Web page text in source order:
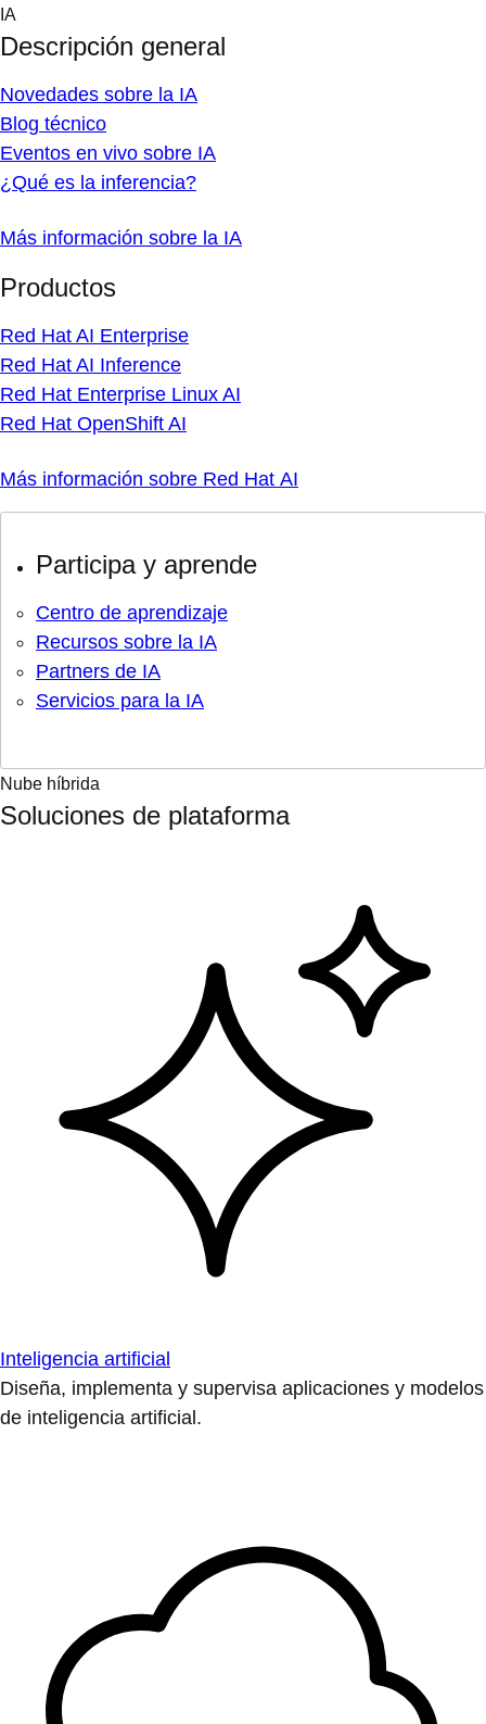
Skip
content
IA
Descripción general
Novedades sobre la IA
Blog técnico
Eventos en vivo sobre IA
¿Qué es la inferencia?
Más información sobre la IA
Productos
Red Hat AI Enterprise
Red Hat AI Inference
Red Hat Enterprise Linux AI
Red Hat OpenShift AI
Más información sobre Red Hat AI
Participa y aprende
Centro de aprendizaje
Recursos sobre la IA
Partners de IA
Servicios para la IA
Nube híbrida
Soluciones de plataforma
Inteligencia artificial
Diseña, implementa y supervisa aplicaciones y modelos
de inteligencia artificial.